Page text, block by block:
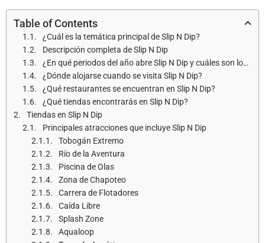
Table of Contents
¿Cuál es la temática principal de Slip N Dip?
Descripción completa de Slip N Dip
¿En qué periodos del año abre Slip N Dip y cuáles son los horarios de apertura?
¿Dónde alojarse cuando se visita Slip N Dip?
¿Qué restaurantes se encuentran en Slip N Dip?
¿Qué tiendas encontrarás en Slip N Dip?
Tiendas en Slip N Dip
Principales atracciones que incluye Slip N Dip
Tobogán Extremo
Río de la Aventura
Piscina de Olas
Zona de Chapoteo
Carrera de Flotadores
Caída Libre
Splash Zone
Aqualoop